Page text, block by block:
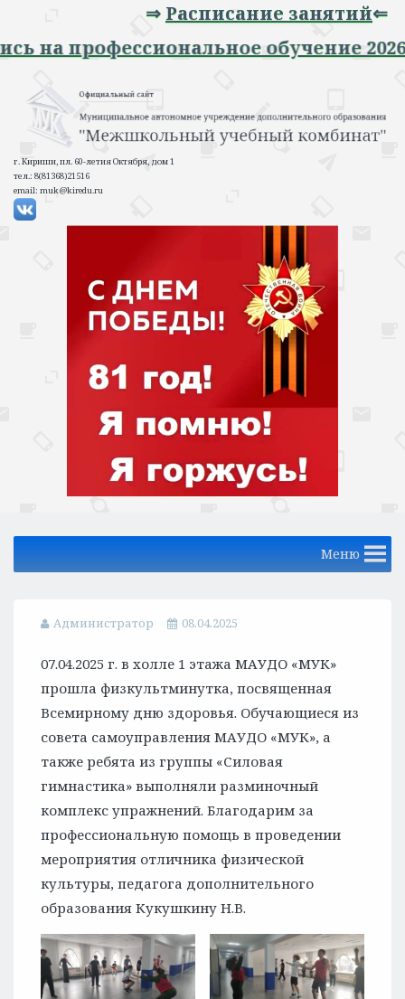
⇒Расписание занятий⇐
на профессиональное обучение
г. Кириши, пл. 60-летия Октября, дом 1
тел.: 8(81368)21516
email: muk@kiredu.ru
Меню
Администратор 08.04.2025
07.04.2025 г. в холле 1 этажа МАУДО «МУК»
прошла физкультминутка, посвященная
Всемирному дню здоровья. Обучающиеся из
совета самоуправления МАУДО «МУК», а
также ребята из группы «Силовая
гимнастика» выполняли разминочный
комплекс упражнений. Благодарим за
профессиональную помощь в проведении
мероприятия отличника физической
культуры, педагога дополнительного
образования Кукушкину Н.В.